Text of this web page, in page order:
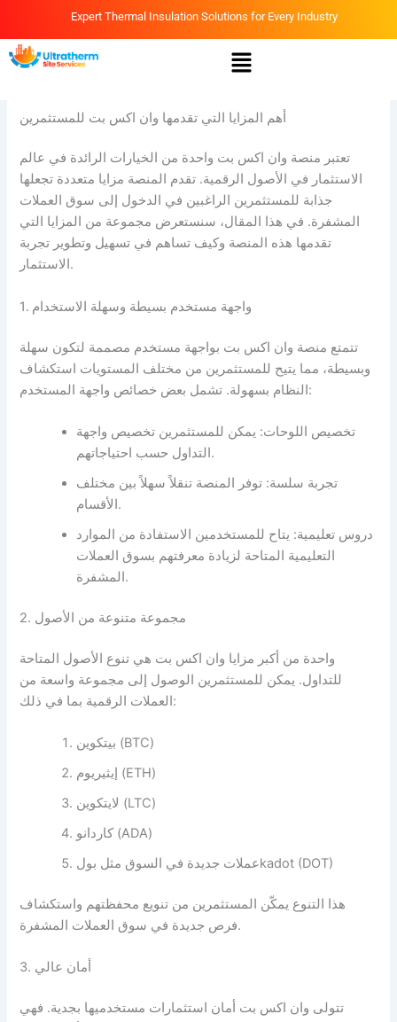
content
Expert Thermal Insulation Solutions for Every Industry
Menu
أهم المزايا التي تقدمها وان اكس بت للمستثمرين
تعتبر منصة وان اكس بت واحدة من الخيارات الرائدة في عالم
الاستثمار في الأصول الرقمية. تقدم المنصة مزايا متعددة تجعلها
جذابة للمستثمرين الراغبين في الدخول إلى سوق العملات
المشفرة. في هذا المقال، سنستعرض مجموعة من المزايا التي
تقدمها هذه المنصة وكيف تساهم في تسهيل وتطوير تجربة
الاستثمار.
1. واجهة مستخدم بسيطة وسهلة الاستخدام
تتمتع منصة وان اكس بت بواجهة مستخدم مصممة لتكون سهلة
وبسيطة، مما يتيح للمستثمرين من مختلف المستويات استكشاف
النظام بسهولة. تشمل بعض خصائص واجهة المستخدم:
تخصيص اللوحات: يمكن للمستثمرين تخصيص واجهة
التداول حسب احتياجاتهم.
تجربة سلسة: توفر المنصة تنقلاً سهلاً بين مختلف
الأقسام.
دروس تعليمية: يتاح للمستخدمين الاستفادة من الموارد
التعليمية المتاحة لزيادة معرفتهم بسوق العملات
المشفرة.
2. مجموعة متنوعة من الأصول
واحدة من أكبر مزايا وان اكس بت هي تنوع الأصول المتاحة
للتداول. يمكن للمستثمرين الوصول إلى مجموعة واسعة من
العملات الرقمية بما في ذلك:
بيتكوين (BTC)
إيثيريوم (ETH)
لايتكوين (LTC)
كاردانو (ADA)
عملات جديدة في السوق مثل بولkadot (DOT)
هذا التنوع يمكّن المستثمرين من تنويع محفظتهم واستكشاف
فرص جديدة في سوق العملات المشفرة.
3. أمان عالي
تتولى وان اكس بت أمان استثمارات مستخدميها بجدية. فهي